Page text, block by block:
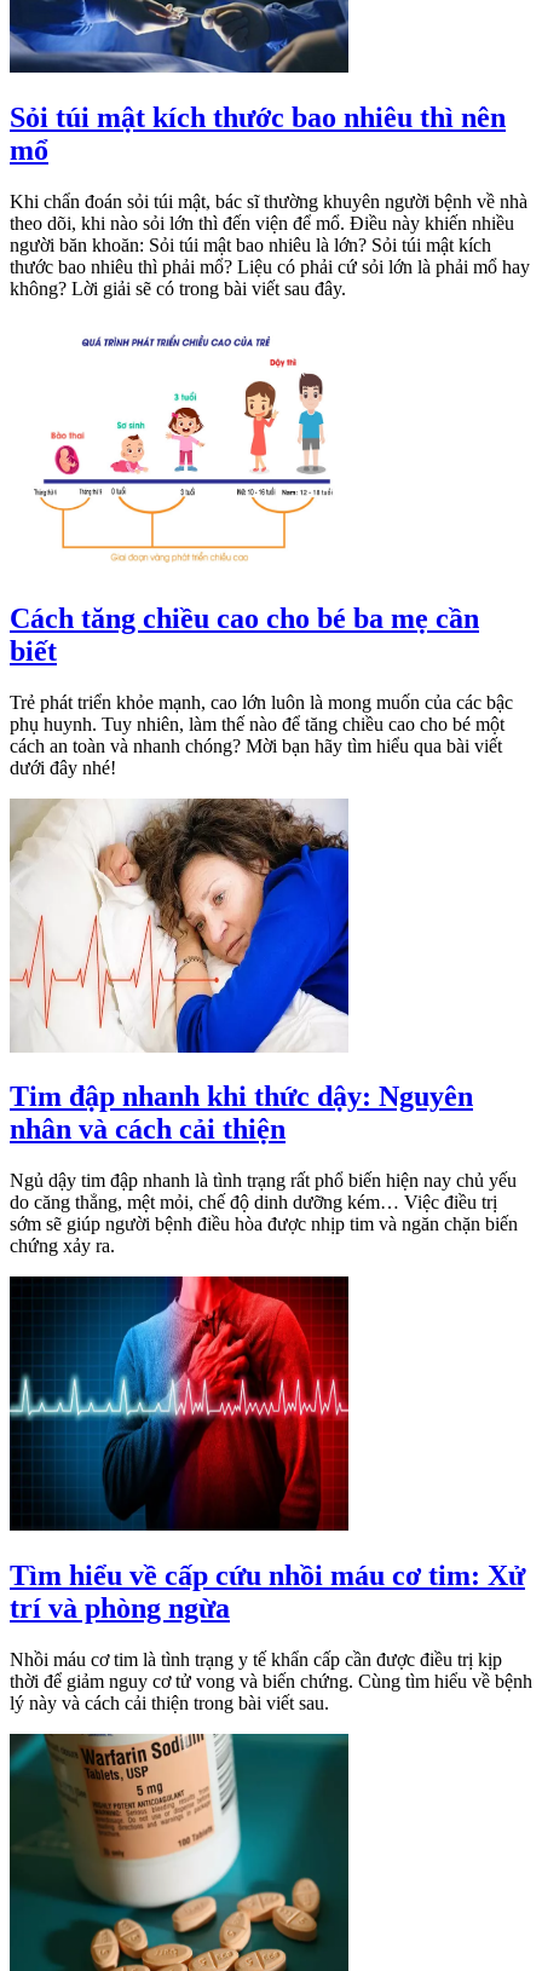
Sỏi túi mật kích thước bao nhiêu thì nên
mổ
Khi chẩn đoán sỏi túi mật, bác sĩ thường khuyên người bệnh về nhà
theo dõi, khi nào sỏi lớn thì đến viện để mổ. Điều này khiến nhiều
người băn khoăn: Sỏi túi mật bao nhiêu là lớn? Sỏi túi mật kích
thước bao nhiêu thì phải mổ? Liệu có phải cứ sỏi lớn là phải mổ hay
không? Lời giải sẽ có trong bài viết sau đây.
Cách tăng chiều cao cho bé ba mẹ cần
biết
Trẻ phát triển khỏe mạnh, cao lớn luôn là mong muốn của các bậc
phụ huynh. Tuy nhiên, làm thế nào để tăng chiều cao cho bé một
cách an toàn và nhanh chóng? Mời bạn hãy tìm hiểu qua bài viết
dưới đây nhé!
Tim đập nhanh khi thức dậy: Nguyên
nhân và cách cải thiện
Ngủ dậy tim đập nhanh là tình trạng rất phổ biến hiện nay chủ yếu
do căng thẳng, mệt mỏi, chế độ dinh dưỡng kém… Việc điều trị
sớm sẽ giúp người bệnh điều hòa được nhịp tim và ngăn chặn biến
chứng xảy ra.
Tìm hiểu về cấp cứu nhồi máu cơ tim: Xử
trí và phòng ngừa
Nhồi máu cơ tim là tình trạng y tế khẩn cấp cần được điều trị kịp
thời để giảm nguy cơ tử vong và biến chứng. Cùng tìm hiểu về bệnh
lý này và cách cải thiện trong bài viết sau.